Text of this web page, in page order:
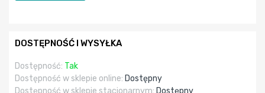
DOSTĘPNOŚĆ I WYSYŁKA
Dostępność: Tak
Dostępność w sklepie online: Dostępny
Dostępność w sklepie stacjonarnym: Dostępny